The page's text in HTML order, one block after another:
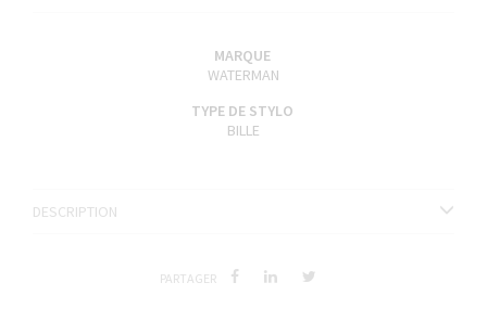
MARQUE
WATERMAN
TYPE DE STYLO
BILLE
DESCRIPTION
PARTAGER